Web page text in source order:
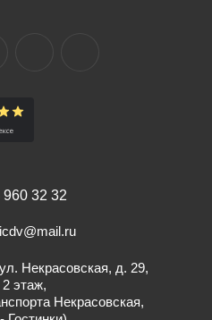
960 32 32
Некрасовская, д. 29,
2 этаж,
Некрасовская,